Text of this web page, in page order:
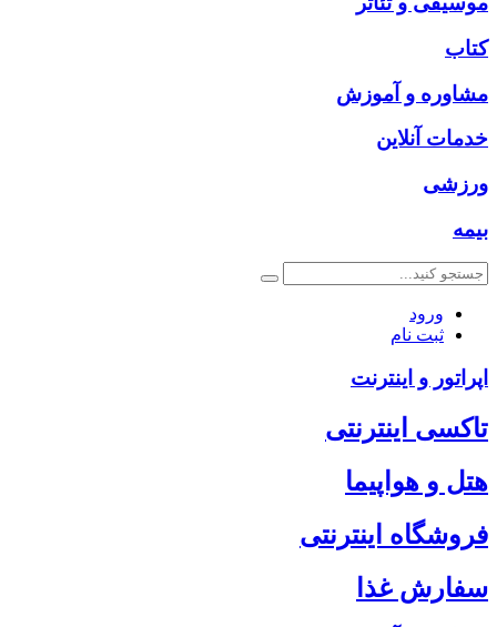
کتاب
مشاوره و آموزش
خدمات آنلاین
ورزشی
بیمه
ورود
ثبت نام
اپراتور و اینترنت
تاکسی اینترنتی
هتل و هواپیما
فروشگاه اینترنتی
سفارش غذا